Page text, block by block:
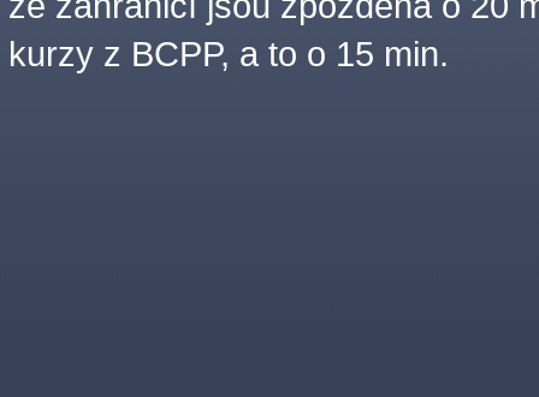
kurzy z BCPP, a to o 15 min.